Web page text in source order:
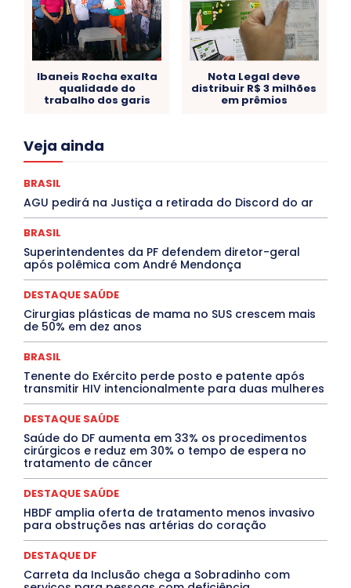
Ibaneis Rocha exalta
qualidade do
trabalho dos garis
Nota Legal deve
distribuir R$ 3 milhões
em prêmios
Veja ainda
Acre
Congressuanas & Esplanadumas
Covid-19
Cultura e Tal
DANÇA Dengue
Denuncia
DESTAQUE BRASIL
DESTAQUE DF
DESTAQUE SAÚDE
DESTAQUES OUTROS
DISTRITO FEDERAL
EDUCAÇÃO
ELEIÇÕES
EMPREGO E OPORTUNIDADES
Especial
Espírito Santo ESPORTE
ESTÁGIO
EVENTOS
Febre Oropouche
Goiás
INTELIGÊNCIA ARTIFICIAL
INTERNACIONAL
MEIO AMBIENTE
MÚSICA
O Plantonista Opinião Oropouche
Paraíba
Paraná Pernambuco Piauí
POLÍTICA
PROCESSO SELETIVO
PUBLIEDITORIAL
QUALIFICAÇÃO PROFISSIONAL
Rio de Janeiro
Rio Grande do Sul
Roraima
Santa Catarina
São Paulo SARAMPO
SAÚDE
Saúde Agora
TÁ FROID?
TEATRO TECNOLOGIA
TIC TAC
Mais
BRASIL
AGU pedirá na Justiça a retirada do Discord do ar
BRASIL
Superintendentes da PF defendem diretor-geral
após polêmica com André Mendonça
DESTAQUE SAÚDE
Cirurgias plásticas de mama no SUS crescem mais
de 50% em dez anos
BRASIL
Tenente do Exército perde posto e patente após
transmitir HIV intencionalmente para duas mulheres
DESTAQUE SAÚDE
Saúde do DF aumenta em 33% os procedimentos
cirúrgicos e reduz em 30% o tempo de espera no
tratamento de câncer
DESTAQUE SAÚDE
HBDF amplia oferta de tratamento menos invasivo
para obstruções nas artérias do coração
DESTAQUE DF
Carreta da Inclusão chega a Sobradinho com